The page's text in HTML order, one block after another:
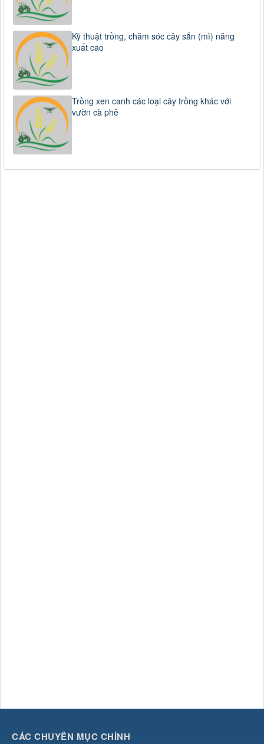
Kỹ thuật trồng, chăm sóc cây sắn (mì) năng
xuất cao
Trồng xen canh các loại cây trồng khác với
vườn cà phê
CÁC CHUYÊN MỤC CHÍNH